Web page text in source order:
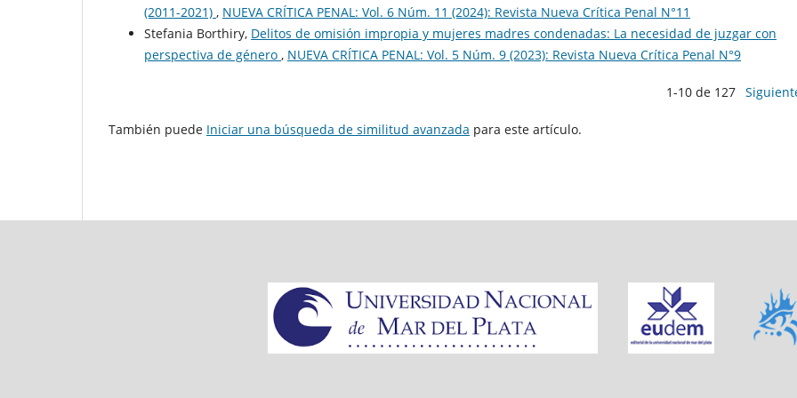
(2011-2021) , NUEVA CRÍTICA PENAL: Vol. 6 Núm. 11 (2024): Revista Nueva Crí­tica Penal N°11
Stefania Borthiry, Delitos de omisión impropia y mujeres madres condenadas: La necesidad de juzgar con
perspectiva de género , NUEVA CRÍTICA PENAL: Vol. 5 Núm. 9 (2023): Revista Nueva Crí­tica Penal N°9
1-10 de 127
También puede Iniciar una búsqueda de similitud avanzada para este artículo.